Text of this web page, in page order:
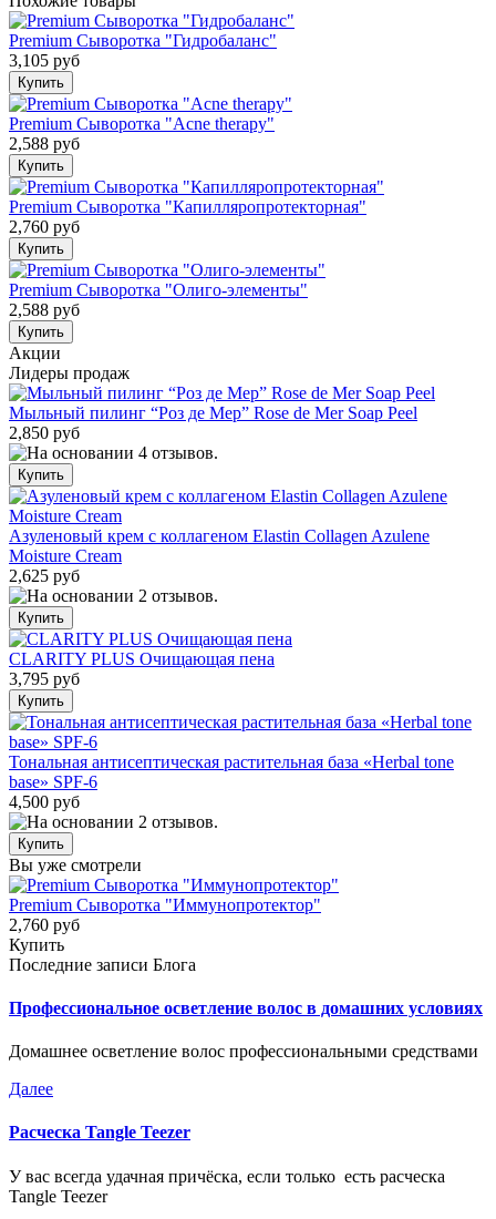
Premium Сыворотка "Гидробаланс"
3,105 руб
Premium Сыворотка "Acne therapy"
2,588 руб
Premium Сыворотка "Капилляропротекторная"
2,760 руб
Premium Сыворотка "Олиго-элементы"
2,588 руб
Акции
Лидеры продаж
Мыльный пилинг “Роз де Мер” Rose de Mer Soap Peel
2,850 руб
Азуленовый крем с коллагеном Elastin Collagen Azulene
Moisture Cream
2,625 руб
CLARITY PLUS Очищающая пена
3,795 руб
Тональная антисептическая растительная база «Herbal tone
base» SPF-6
4,500 руб
Вы уже смотрели
Premium Сыворотка "Иммунопротектор"
2,760 руб
Купить
Последние записи Блога
Профессиональное осветление волос в домашних условиях
Домашнее осветление волос профессиональными средствами
Далее
Расческа Tangle Teezer
У вас всегда удачная причёска, если только есть расческа
Tangle Teezer